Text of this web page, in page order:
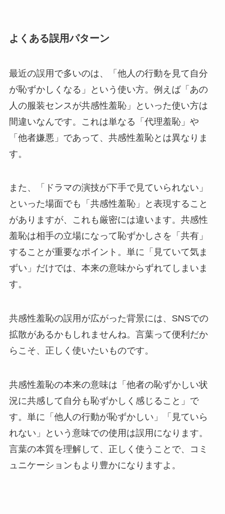
よくある誤用パターン
最近の誤用で多いのは、「他人の行動を見て自分
が恥ずかしくなる」という使い方。例えば「あの
人の服装センスが共感性羞恥」といった使い方は
間違いなんです。これは単なる「代理羞恥」や
「他者嫌悪」であって、共感性羞恥とは異なりま
す。
また、「ドラマの演技が下手で見ていられない」
といった場面でも「共感性羞恥」と表現すること
がありますが、これも厳密には違います。共感性
羞恥は相手の立場になって恥ずかしさを「共有」
することが重要なポイント。単に「見ていて気ま
ずい」だけでは、本来の意味からずれてしまいま
す。
共感性羞恥の誤用が広がった背景には、SNSでの
拡散があるかもしれませんね。言葉って便利だか
らこそ、正しく使いたいものです。
共感性羞恥の本来の意味は「他者の恥ずかしい状
況に共感して自分も恥ずかしく感じること」で
す。単に「他人の行動が恥ずかしい」「見ていら
れない」という意味での使用は誤用になります。
言葉の本質を理解して、正しく使うことで、コミ
ュニケーションもより豊かになりますよ。